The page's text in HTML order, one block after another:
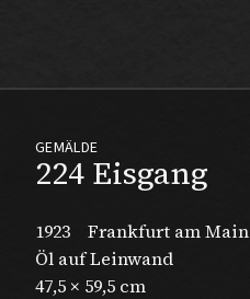
224 Eisgang
GEMÄLDE
1923
Frankfurt am Main
Öl auf Leinwand
47,5 × 59,5 cm